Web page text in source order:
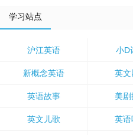
学习站点
沪江英语 小D
新概念英语 英文
英语故事 美
英文儿歌 英语